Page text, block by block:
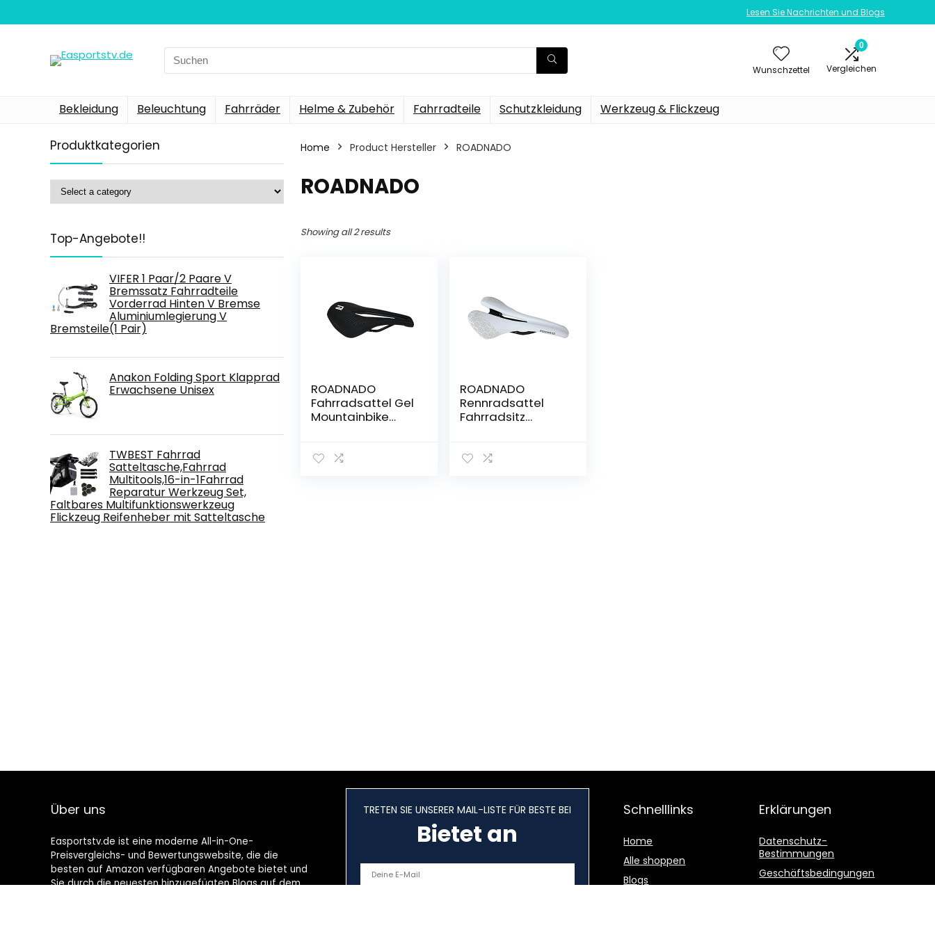
Lesen Sie Nachrichten und Blogs
Search
for:
Wunschzettel
0
Vergleichen
Bekleidung Beleuchtung Fahrräder Helme & Zubehör Fahrradteile Schutzkleidung Werkzeug & Flickzeug
Produktkategorien
Top-Angebote!!
VIFER 1 Paar/2 Paare V
Bremssatz Fahrradteile
Vorderrad Hinten V Bremse
Aluminiumlegierung V
Bremsteile(1 Pair)
Anakon Folding Sport Klapprad
Erwachsene Unisex
TWBEST Fahrrad
Satteltasche,Fahrrad
Multitools,16-in-1Fahrrad
Reparatur Werkzeug Set,
Faltbares Multifunktionswerkzeug
Flickzeug Reifenheber mit Satteltasche
Home Product Hersteller ‎ROADNADO
‎ROADNADO
Showing all 2 results
ROADNADO
Fahrradsattel Gel
Mountainbike
Atmungsaktiv
ROADNADO
Rennradsattel
Fahrradsitz
Fahrradsitzkissen
Über uns
Easportstv.de ist eine moderne All-in-One-
Preisvergleichs- und Bewertungswebsite, die die
besten auf Amazon verfügbaren Angebote bietet und
Sie durch die neuesten hinzugefügten Blogs auf dem
TRETEN SIE UNSERER MAIL-LISTE FÜR BESTE BEI
Bietet an
Schnelllinks
Home
Alle shoppen
Blogs
Erklärungen
Datenschutz-
Bestimmungen
Geschäftsbedingungen